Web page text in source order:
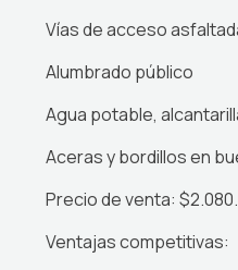
Vías de acceso
Alumbrado público
Agua potable,
Aceras y bordillos en
Precio de venta:
Ventajas competitivas: